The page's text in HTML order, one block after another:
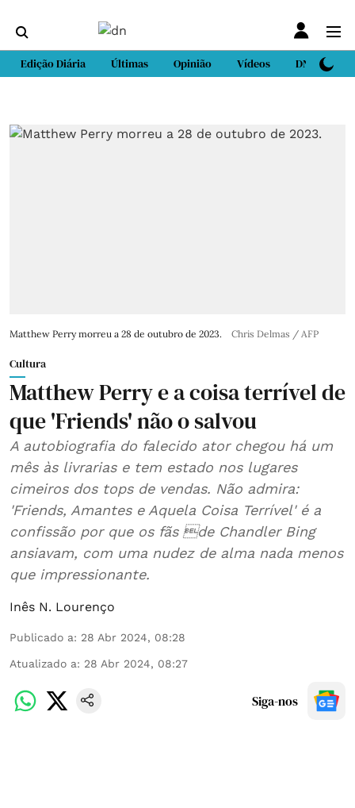
Edição Diária Últimas Opinião Vídeos DN Sport
Matthew Perry morreu a 28 de outubro de 2023. Chris Delmas / AFP
Cultura
Matthew Perry e a coisa terrível de
que 'Friends' não o salvou
A autobiografia do falecido ator chegou há um
mês às livrarias e tem estado nos lugares
cimeiros dos tops de vendas. Não admira:
'Friends, Amantes e Aquela Coisa Terrível' é a
confissão por que os fãs de Chandler Bing
ansiavam, com uma nudez de alma nada menos
que impressionante.
Inês N. Lourenço
Publicado a: 28 Abr 2024, 08:28
Atualizado a: 28 Abr 2024, 08:27
Siga-nos